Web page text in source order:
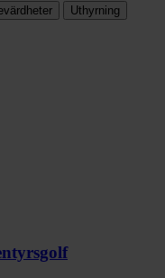
Uthyrning